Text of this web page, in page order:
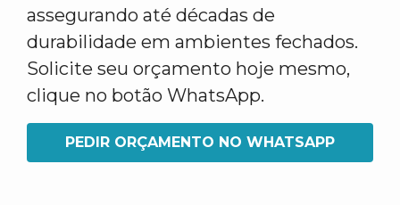
assegurando até décadas de
durabilidade em ambientes fechados.
Solicite seu orçamento hoje mesmo,
clique no botão WhatsApp.
PEDIR ORÇAMENTO NO WHATSAPP